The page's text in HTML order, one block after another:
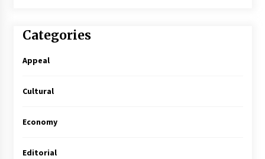
Categories
Appeal
Cultural
Economy
Editorial